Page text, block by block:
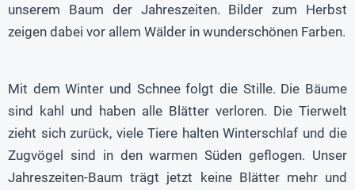
unserem Baum der Jahreszeiten. Bilder zum Herbst
zeigen dabei vor allem Wälder in wunderschönen Farben.
Mit dem Winter und Schnee folgt die Stille. Die Bäume
sind kahl und haben alle Blätter verloren. Die Tierwelt
zieht sich zurück, viele Tiere halten Winterschlaf und die
Zugvögel sind in den warmen Süden geflogen. Unser
Jahreszeiten-Baum trägt jetzt keine Blätter mehr und